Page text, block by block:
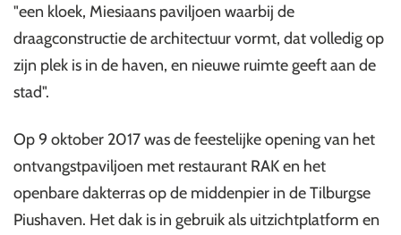
"een kloek, Miesiaans paviljoen waarbij de
draagconstructie de architectuur vormt, dat volledig op
zijn plek is in de haven, en nieuwe ruimte geeft aan de
stad".
Op 9 oktober 2017 was de feestelijke opening van het
ontvangstpaviljoen met restaurant RAK en het
openbare dakterras op de middenpier in de Tilburgse
Piushaven. Het dak is in gebruik als uitzichtplatform en